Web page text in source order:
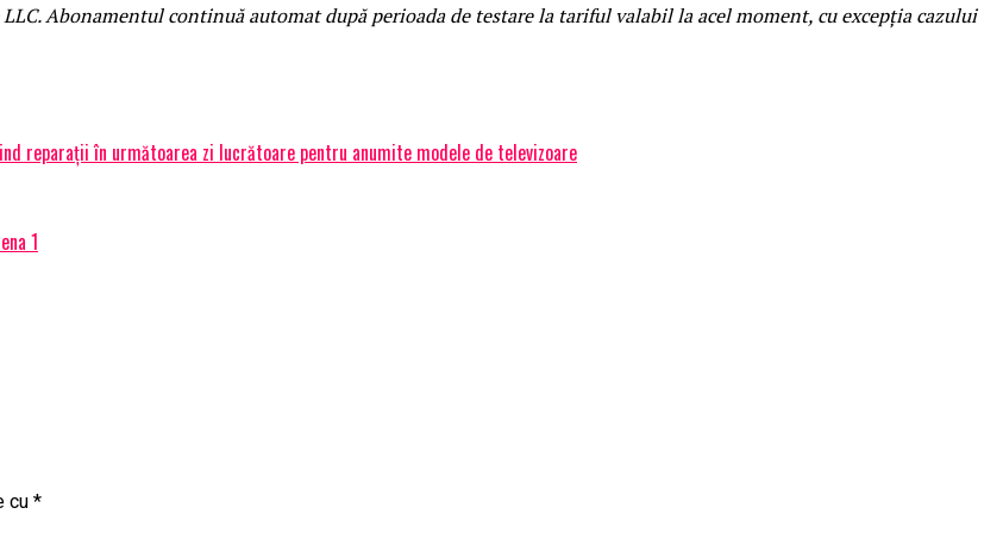
Abonamentul continuă automat după perioada de testare la tariful valabil la acel moment, cu excepția cazului
reparații în următoarea zi lucrătoare pentru anumite modele de televizoare
1
cu *